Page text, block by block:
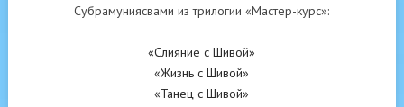
Субрамуниясвами из трилогии «Мастер-курс»:
«Слияние с Шивой»
«Жизнь с Шивой»
«Танец с Шивой»